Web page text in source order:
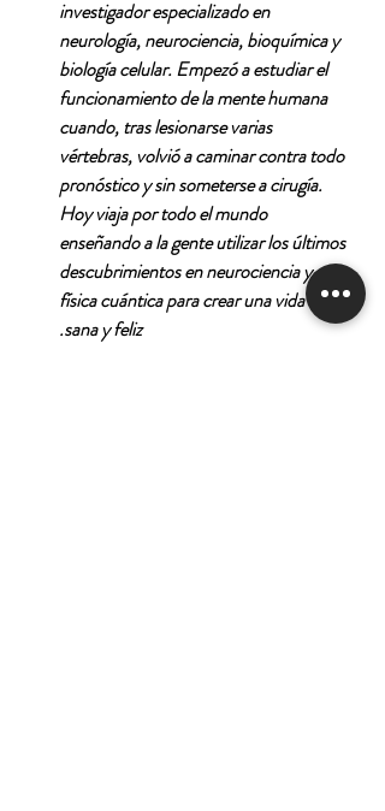
investigador especializado en
neurología, neurociencia, bioquímica y
biología celular. Empezó a estudiar el
funcionamiento de la mente humana
cuando, tras lesionarse varias
vértebras, volvió a caminar contra todo
pronóstico y sin someterse a cirugía.
Hoy viaja por todo el mundo
enseñando a la gente utilizar los últimos
descubrimientos en neurociencia y
física cuántica para crear una vida más
sana y feliz.